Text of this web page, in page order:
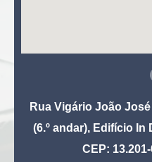
Rua Vigário João
(6.º andar), Edifício In
CEP: